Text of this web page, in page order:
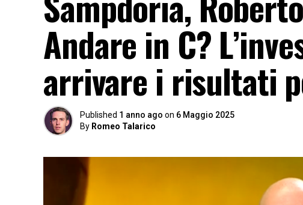
Andare in C?
arrivare i risultati
Published 1 anno ago on 6 Maggio 2025
By Romeo Talarico